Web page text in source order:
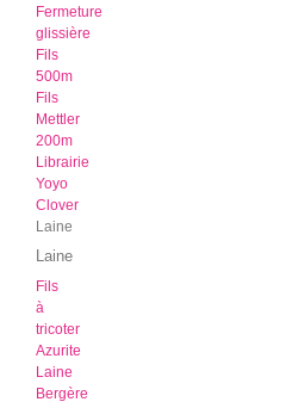
Fermeture
glissière
Fils
500m
Fils
Mettler
200m
Librairie
Yoyo
Clover
Laine
Laine
Fils
à
tricoter
Azurite
Laine
Bergère